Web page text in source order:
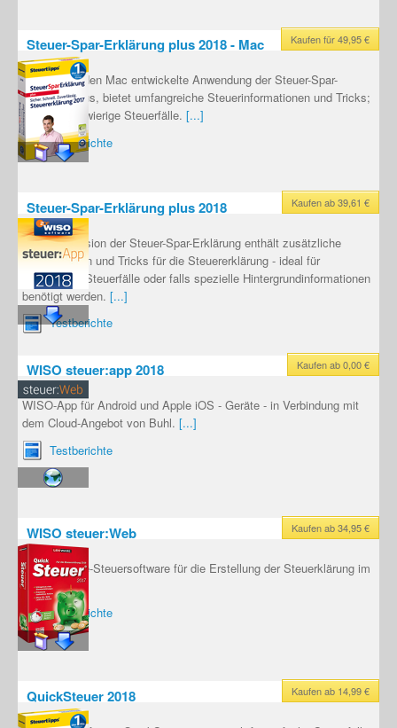
Kaufen für 49,95 €
Steuer-Spar-Erklärung plus 2018 - Mac
Speziell für den Mac entwickelte Anwendung der Steuer-Spar-
Erklärung plus, bietet umfangreiche Steuerinformationen und Tricks;
ideal für schwierige Steuerfälle. [...]
Testberichte
Kaufen ab 39,61 €
Steuer-Spar-Erklärung plus 2018
Die Plus-Version der Steuer-Spar-Erklärung enthält zusätzliche
Informationen und Tricks für die Steuererklärung - ideal für
komplexere Steuerfälle oder falls spezielle Hintergrundinformationen
benötigt werden. [...]
Testberichte
Kaufen ab 0,00 €
WISO steuer:app 2018
WISO-App für Android und Apple iOS - Geräte - in Verbindung mit
dem Cloud-Angebot von Buhl. [...]
Testberichte
Kaufen ab 34,95 €
WISO steuer:Web
WISO Online-Steuersoftware für die Erstellung der Steuerklärung im
Browser.[...]
Testberichte
Kaufen ab 14,99 €
QuickSteuer 2018